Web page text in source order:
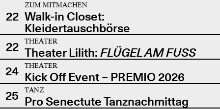
22
ZUM MITMACHEN
Walk-in Closet:
Kleidertauschbörse
22
THEATER
Theater Lilith: FLÜGEL AM FUSS
24
THEATER
Kick Off Event – PREMIO 2026
25
TANZ
Pro Senectute Tanznachmittag